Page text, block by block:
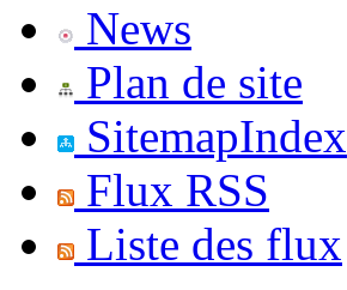
News
Plan de site
SitemapIndex
Flux RSS
Liste des flux